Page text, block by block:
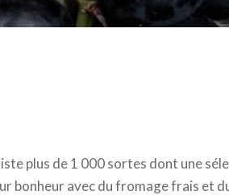
plus de 1 000 sortes dont une
bonheur avec du fromage frais et